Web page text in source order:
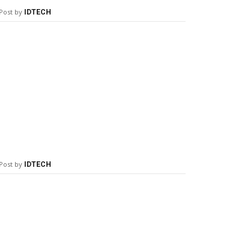
Post by IDTECH
Post by IDTECH